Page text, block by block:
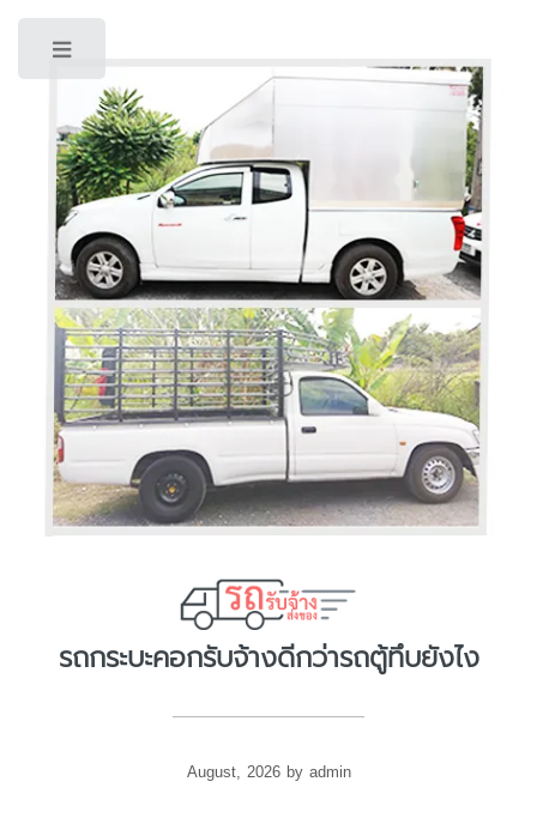
รถกระบะคอกรับจ้างดีกว่ารถตู้ทึบยังไง
August, 2026 by admin